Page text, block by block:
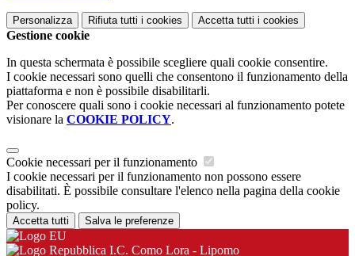
Personalizza Rifiuta tutti i cookies Accetta tutti i cookies
Gestione cookie
In questa schermata è possibile scegliere quali cookie consentire.
I cookie necessari sono quelli che consentono il funzionamento della
piattaforma e non è possibile disabilitarli.
Per conoscere quali sono i cookie necessari al funzionamento potete
visionare la COOKIE POLICY.
Cookie necessari per il funzionamento
I cookie necessari per il funzionamento non possono essere
disabilitati. È possibile consultare l'elenco nella pagina della cookie
policy.
Accetta tutti Salva le preferenze
I.C. Como Lora - Lipomo